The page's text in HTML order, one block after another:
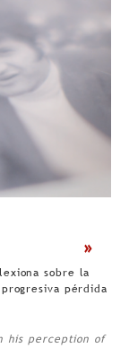
sobre la
pérdida
his perception of
>